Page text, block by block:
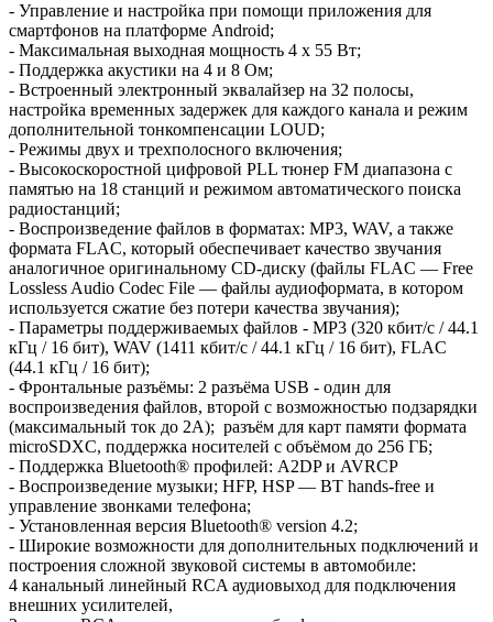
- Управление и настройка при помощи приложения для
смартфонов на платформе Android;
- Максимальная выходная мощность 4 х 55 Вт;
- Поддержка акустики на 4 и 8 Ом;
- Встроенный электронный эквалайзер на 32 полосы,
настройка временных задержек для каждого канала и режим
дополнительной тонкомпенсации LOUD;
- Режимы двух и трехполосного включения;
- Высокоскоростной цифровой PLL тюнер FM диапазона с
памятью на 18 станций и режимом автоматического поиска
радиостанций;
- Воспроизведение файлов в форматах: MP3, WAV, а также
формата FLAC, который обеспечивает качество звучания
аналогичное оригинальному CD-диску (файлы FLAC — Free
Lossless Audio Codec File — файлы аудиоформата, в котором
используется сжатие без потери качества звучания);
- Параметры поддерживаемых файлов - MP3 (320 кбит/с / 44.1
кГц / 16 бит), WAV (1411 кбит/с / 44.1 кГц / 16 бит), FLAC
(44.1 кГц / 16 бит);
- Фронтальные разъёмы: 2 разъёма USB - один для
воспроизведения файлов, второй с возможностью подзарядки
(максимальный ток до 2А); разъём для карт памяти формата
microSDXC, поддержка носителей с объёмом до 256 ГБ;
- Поддержка Bluetooth® профилей: A2DP и AVRCP
- Воспроизведение музыки; HFP, HSP — BT hands-free и
управление звонками телефона;
- Установленная версия Bluetooth® version 4.2;
- Широкие возможности для дополнительных подключений и
построения сложной звуковой системы в автомобиле:
4 канальный линейный RCA аудиовыход для подключения
внешних усилителей,